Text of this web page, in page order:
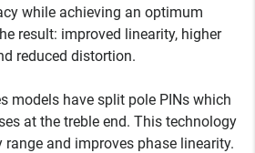
while achieving an optimum
result: improved linearity, higher
reduced distortion.
models have split pole PINs which
at the treble end. This technology
range and improves phase linearity.